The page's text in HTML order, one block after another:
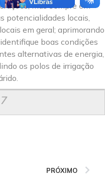
mas sempre em
potencialidades locais,
em geral; aprimorando
boas condições
alternativas de energia,
os polos de irrigação
PRÓXIMO